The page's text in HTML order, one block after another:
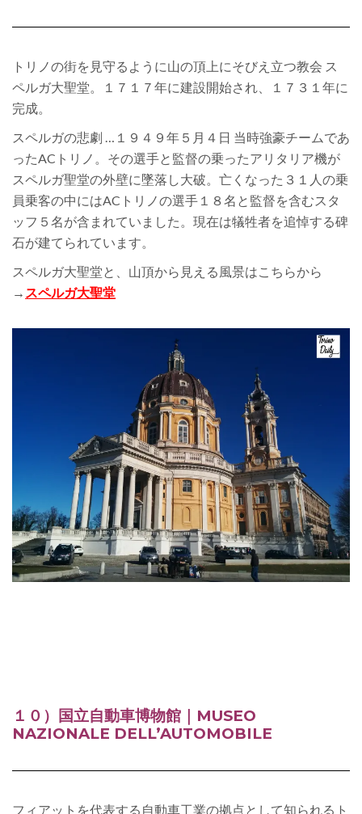
トリノの街を見守るように山の頂上にそびえ立つ教会 ス
ペルガ大聖堂。１７１７年に建設開始され、１７３１年に
完成。
スペルガの悲劇 …１９４９年５月４日 当時強豪チームであ
ったACトリノ。その選手と監督の乗ったアリタリア機が
スペルガ聖堂の外壁に墜落し大破。亡くなった３１人の乗
員乗客の中にはACトリノの選手１８名と監督を含むスタ
ッフ５名が含まれていました。現在は犠牲者を追悼する碑
石が建てられています。
スペルガ大聖堂と、山頂から見える風景はこちらから
→ スペルガ大聖堂
１０）国立自動車博物館｜ MUSEO
NAZIONALE DELL’AUTOMOBILE
フィアットを代表する自動車工業の拠点として知られるト